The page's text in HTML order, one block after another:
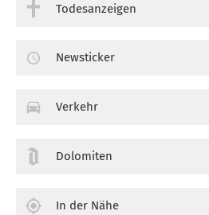
Todesanzeigen
Newsticker
Verkehr
Dolomiten
In der Nähe